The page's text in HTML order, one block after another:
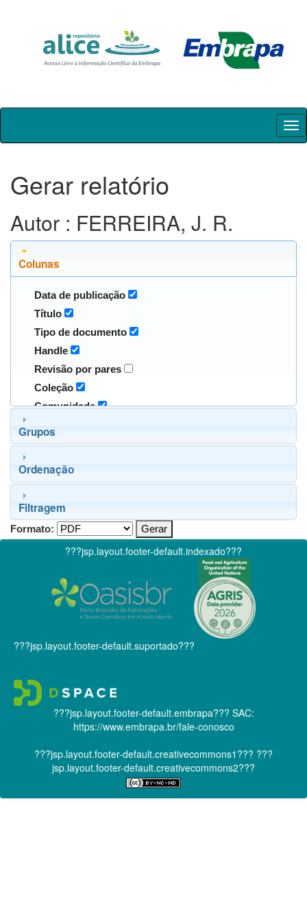
Skip
Gerar relatório
Autor : FERREIRA, J. R.
Colunas
Data de publicação
Título
Tipo de documento
Handle
Revisão por pares
Coleção
Comunidade
Grupos
Ordenação
Filtragem
Formato:
???jsp.layout.footer-default.indexado???
???jsp.layout.footer-default.suportado???
???jsp.layout.footer-default.embrapa??? SAC:
https://www.embrapa.br/fale-conosco
???jsp.layout.footer-default.creativecommons1??? ???
jsp.layout.footer-default.creativecommons2???